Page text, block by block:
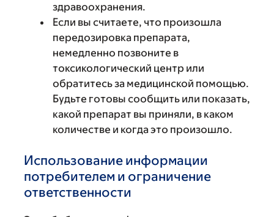
здравоохранения.
Если вы считаете, что произошла
передозировка препарата,
немедленно позвоните в
токсикологический центр или
обратитесь за медицинской помощью.
Будьте готовы сообщить или показать,
какой препарат вы приняли, в каком
количестве и когда это произошло.
Использование информации
потребителем и ограничение
ответственности